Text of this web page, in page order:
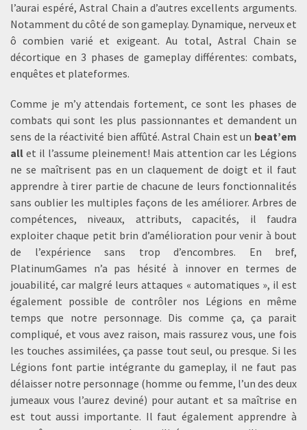
l’aurai espéré, Astral Chain a d’autres excellents arguments.
Notamment du côté de son gameplay. Dynamique, nerveux et
ô combien varié et exigeant. Au total, Astral Chain se
décortique en 3 phases de gameplay différentes: combats,
enquêtes et plateformes.
Comme je m’y attendais fortement, ce sont les phases de
combats qui sont les plus passionnantes et demandent un
sens de la réactivité bien affûté. Astral Chain est un beat’em
all et il l’assume pleinement! Mais attention car les Légions
ne se maîtrisent pas en un claquement de doigt et il faut
apprendre à tirer partie de chacune de leurs fonctionnalités
sans oublier les multiples façons de les améliorer. Arbres de
compétences, niveaux, attributs, capacités, il faudra
exploiter chaque petit brin d’amélioration pour venir à bout
de l’expérience sans trop d’encombres. En bref,
PlatinumGames n’a pas hésité à innover en termes de
jouabilité, car malgré leurs attaques « automatiques », il est
également possible de contrôler nos Légions en même
temps que notre personnage. Dis comme ça, ça parait
compliqué, et vous avez raison, mais rassurez vous, une fois
les touches assimilées, ça passe tout seul, ou presque. Si les
Légions font partie intégrante du gameplay, il ne faut pas
délaisser notre personnage (homme ou femme, l’un des deux
jumeaux vous l’aurez deviné) pour autant et sa maîtrise en
est tout aussi importante. Il faut également apprendre à